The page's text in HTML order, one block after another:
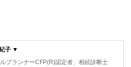
子 ▼
プランナーCFP(R)認定者、相続診断士